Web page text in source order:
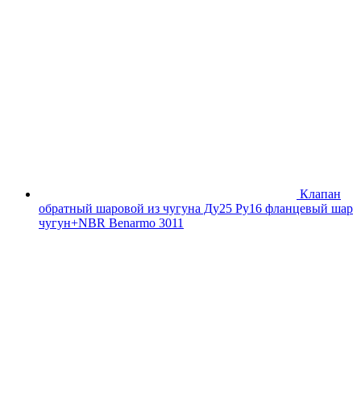
Клапан
обратный шаровой из чугуна Ду25 Ру16 фланцевый шар
чугун+NBR Benarmo 3011